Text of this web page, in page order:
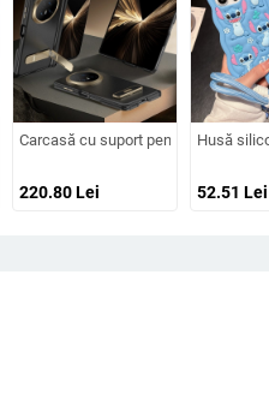
șoc
compatibilă cu A26/A36/A56 și A54/
cu cristale, transparentă, estetică,
V5 cu protecție magnetică a axului
Carcasă cu suport pentru Honor
220.80Lei
Husă
52.51 Lei